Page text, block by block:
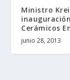
Ministro
Cerámicos
junio 28, 2013